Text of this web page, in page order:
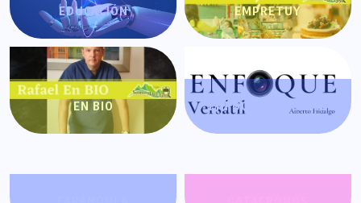
EDUCACIÓN EMPRETUY
EN BIO ENFOQUE VERSÁTIL